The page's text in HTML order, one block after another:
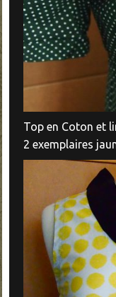
Top en Coton et
2 exemplaires